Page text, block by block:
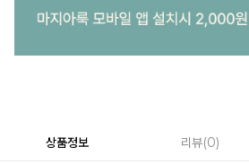
상품정보 리뷰 0